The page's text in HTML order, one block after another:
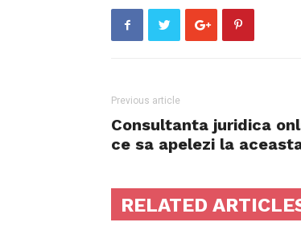
Previous article
Consultanta juridica
ce sa apelezi la
RELATED